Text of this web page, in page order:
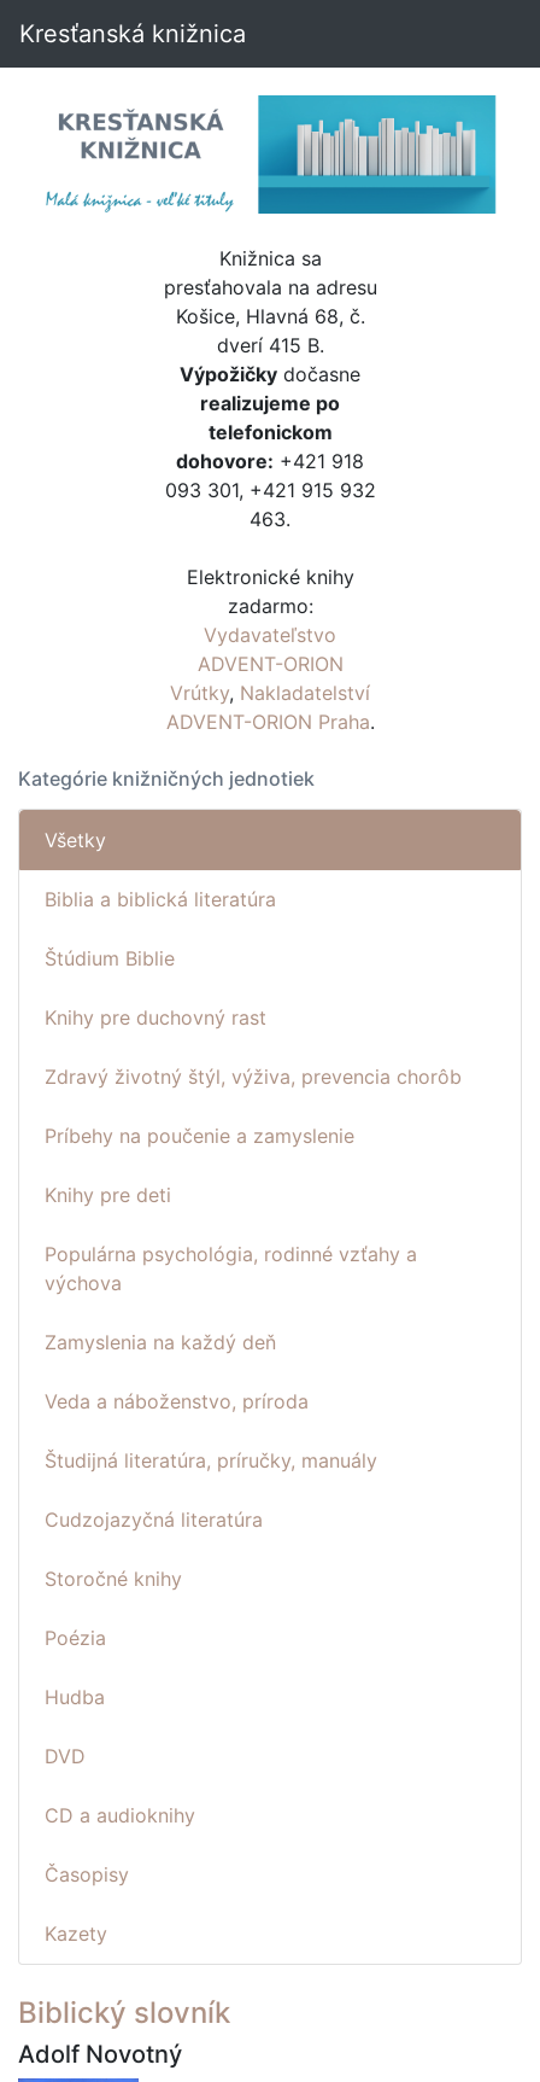
Kresťanská knižnica
Knižnica sa
presťahovala na adresu
Košice, Hlavná 68, č.
dverí 415 B.
Výpožičky dočasne
realizujeme po
telefonickom
dohovore: +421 918
093 301, +421 915 932
463.
Elektronické knihy
zadarmo:
Vydavateľstvo
ADVENT-ORION
Vrútky, Nakladatelství
ADVENT-ORION Praha.
Kategórie knižničných jednotiek
Všetky
Biblia a biblická literatúra
Štúdium Biblie
Knihy pre duchovný rast
Zdravý životný štýl, výživa, prevencia chorôb
Príbehy na poučenie a zamyslenie
Knihy pre deti
Populárna psychológia, rodinné vzťahy a
výchova
Zamyslenia na každý deň
Veda a náboženstvo, príroda
Študijná literatúra, príručky, manuály
Cudzojazyčná literatúra
Storočné knihy
Poézia
Hudba
DVD
CD a audioknihy
Časopisy
Kazety
Biblický slovník
Adolf Novotný